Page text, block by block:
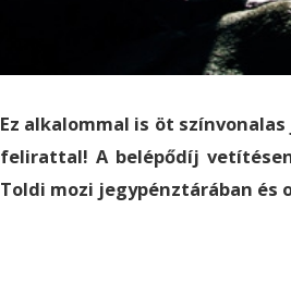
Ez alkalommal is öt
felirattal! A belépődíj
Toldi mozi jegypénztárában és